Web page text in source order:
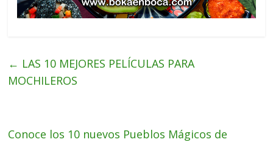
← LAS 10 MEJORES PELÍCULAS PARA
MOCHILEROS
Conoce los 10 nuevos Pueblos Mágicos de